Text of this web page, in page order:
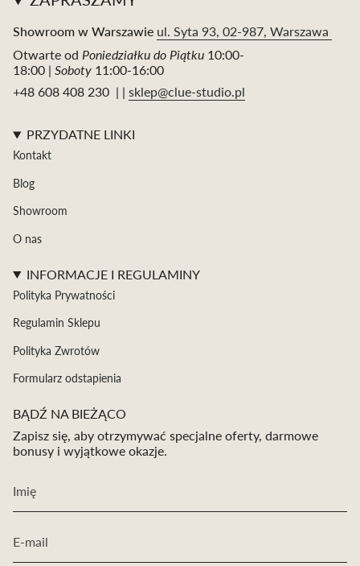
Showroom w Warszawie ul. Syta 93, 02-987, Warszawa
Otwarte od Poniedziałku do Piątku 10:00-
18:00 | Soboty 11:00-16:00
+48 608 408 230 | | sklep@clue-studio.pl
PRZYDATNE LINKI
Kontakt
Blog
Showroom
O nas
INFORMACJE I REGULAMINY
Polityka Prywatności
Regulamin Sklepu
Polityka Zwrotów
Formularz odstapienia
BĄDŹ NA BIEŻĄCO
Zapisz się, aby otrzymywać specjalne oferty, darmowe
bonusy i wyjątkowe okazje.